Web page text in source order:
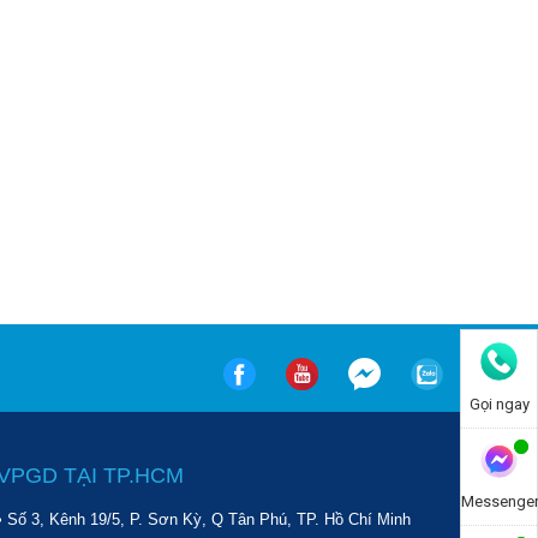
TẠI TP.HCM
Số 3, Kênh 19/5, P. Sơn Kỳ, Q Tân Phú, TP. Hồ Chí Minh
Gọi ngay
Messenger